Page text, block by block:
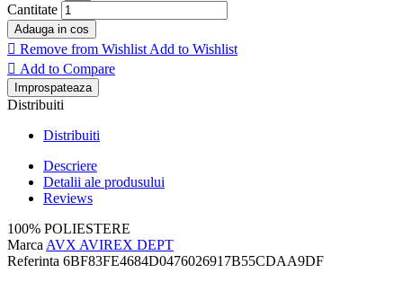
Cantitate
Adauga in cos
 Remove from Wishlist Add to Wishlist
 Add to Compare
Distribuiti
Distribuiti
Descriere
Detalii ale produsului
Reviews
100% POLIESTERE
Marca AVX AVIREX DEPT
Referinta 6BF83FE4684D0476026917B55CDAA9DF